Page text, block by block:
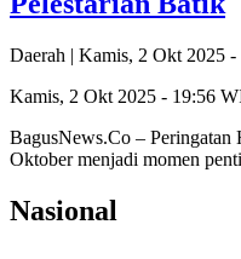
Daerah | Kamis, 2 Okt 2025
Kamis, 2 Okt 2025 - 19:56
BagusNews.Co –
Oktober menjadi momen
Nasional